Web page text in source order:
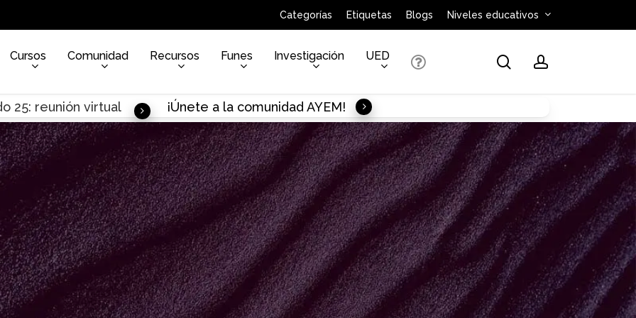
Categorías Etiquetas Blogs Niveles educativos
Cursos Comunidad Recursos Funes Investigación UED searchaccount
25: reunión virtual ¡Únete a la comunidad AYEM!